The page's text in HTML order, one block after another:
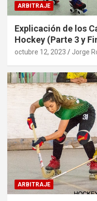
ARBITRAJE
Explicación de los
Hockey (Parte 3 y
octubre 12, 2023 Jorge
ARBITRAJE